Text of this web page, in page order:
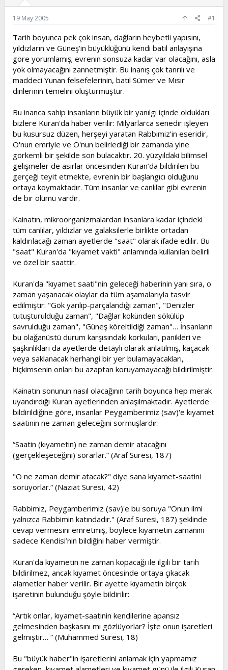
l
n
a
i
19 May 2005 #1
Tarih boyunca pek çok insan, dağların heybetli yapısını,
yıldızların ve Güneş'in büyüklüğünü kendi batıl anlayışına
göre yorumlamış; evrenin sonsuza kadar var olacağını, asla
yok olmayacağını zannetmiştir. Bu inanış çok tanrılı ve
maddeci Yunan felsefelerinin, batıl Sümer ve Mısır
dinlerinin temelini oluşturmuştur.
Bu inanca sahip insanların büyük bir yanılgı içinde oldukları
bizlere Kuran'da haber verilir: Milyarlarca senedir işleyen
bu kusursuz düzen, herşeyi yaratan Rabbimiz’in eseridir,
O'nun emriyle ve O'nun belirlediği bir zamanda yine
görkemli bir şekilde son bulacaktır. 20. yüzyıldaki bilimsel
gelişmeler de asırlar öncesinden Kuran’da bildirilen bu
gerçeği teyit etmekte, evrenin bir başlangıcı olduğunu
ortaya koymaktadır. Tüm insanlar ve canlılar gibi evrenin
de bir ölümü vardır.
Kainatın, mikroorganizmalardan insanlara kadar içindeki
tüm canlılar, yıldızlar ve galaksilerle birlikte ortadan
kaldırılacağı zaman ayetlerde "saat" olarak ifade edilir. Bu
"saat" Kuran'da "kıyamet vakti" anlamında kullanılan belirli
ve özel bir saattir.
Kuran'da "kıyamet saati"nin geleceği haberinin yanı sıra, o
zaman yaşanacak olaylar da tüm aşamalarıyla tasvir
edilmiştir: "Gök yarılıp-parçalandığı zaman", "Denizler
tutuşturulduğu zaman", "Dağlar kökünden sökülüp
savrulduğu zaman", "Güneş köreltildiği zaman"… İnsanların
bu olağanüstü durum karşısındaki korkuları, panikleri ve
şaşkınlıkları da ayetlerde detaylı olarak anlatılmış, kaçacak
veya saklanacak herhangi bir yer bulamayacakları,
hiçkimsenin onları bu azaptan koruyamayacağı bildirilmiştir.
Kainatın sonunun nasıl olacağının tarih boyunca hep merak
uyandırdığı Kuran ayetlerinden anlaşılmaktadır. Ayetlerde
bildirildiğine göre, insanlar Peygamberimiz (sav)'e kıyamet
saatinin ne zaman geleceğini sormuşlardır:
“Saatin (kıyametin) ne zaman demir atacağını
(gerçekleşeceğini) sorarlar.” (Araf Suresi, 187)
"O ne zaman demir atacak?" diye sana kıyamet-saatini
soruyorlar.“ (Naziat Suresi, 42)
Rabbimiz, Peygamberimiz (sav)'e bu soruya "Onun ilmi
yalnızca Rabbimin katındadır." (Araf Suresi, 187) şeklinde
cevap vermesini emretmiş, böylece kıyametin zamanını
sadece Kendisi’nin bildiğini haber vermiştir.
Kuran'da kıyametin ne zaman kopacağı ile ilgili bir tarih
bildirilmez, ancak kıyamet öncesinde ortaya çıkacak
alametler haber verilir. Bir ayette kıyametin birçok
işaretinin bulunduğu şöyle bildirilir:
“Artık onlar, kıyamet-saatinin kendilerine apansız
gelmesinden başkasını mı gözlüyorlar? İşte onun işaretleri
gelmiştir… “ (Muhammed Suresi, 18)
Bu "büyük haber"in işaretlerini anlamak için yapmamız